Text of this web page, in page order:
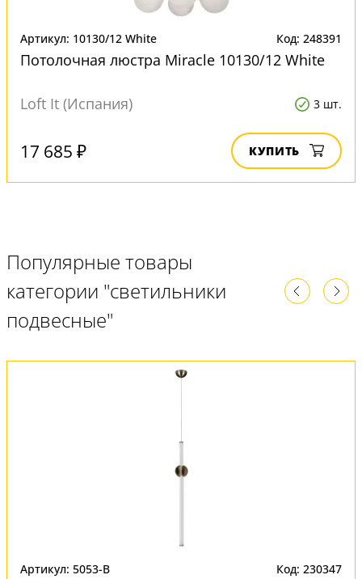
Артикул: 10130/12 White Код: 248391
Потолочная люстра Miracle 10130/12 White
Loft It (Испания) 3 шт.
17 685 ₽ КУПИТЬ
Популярные товары
категории "светильники
подвесные"
Артикул: 5053-B Код: 230347